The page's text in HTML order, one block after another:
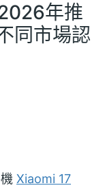
年推
同市場認
Xiaomi 17